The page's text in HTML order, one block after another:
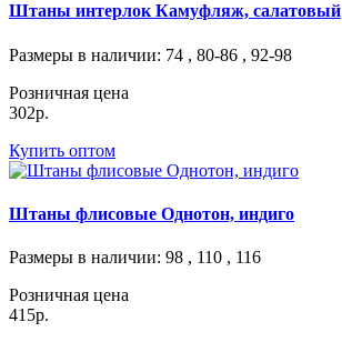
Штаны интерлок Камуфляж, салатовый
Размеры в наличии: 74 , 80-86 , 92-98
Розничная цена
302р.
Купить оптом
Штаны флисовые Однотон, индиго
Размеры в наличии: 98 , 110 , 116
Розничная цена
415р.